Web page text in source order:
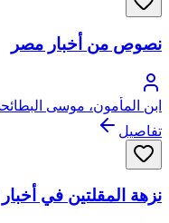
نصوص من أخبار مصر
ابن المأمون، موسى
تفاصيل
نزهة المقلتين في أخبار